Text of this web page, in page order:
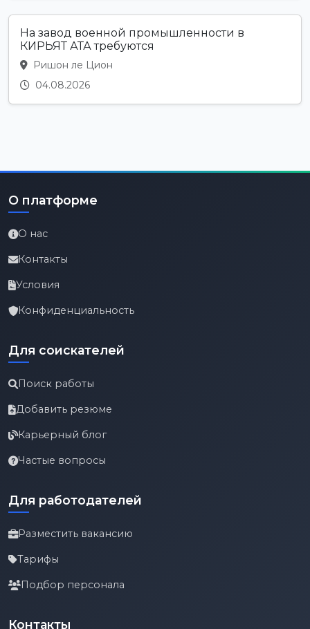
На завод военной промышленности в
КИРЬЯТ АТА требуются
Ришон ле Цион
04.08.2026
О платформе
О нас
Контакты
Условия
Конфиденциальность
Для соискателей
Поиск работы
Добавить резюме
Карьерный блог
Частые вопросы
Для работодателей
Разместить вакансию
Тарифы
Подбор персонала
Контакты